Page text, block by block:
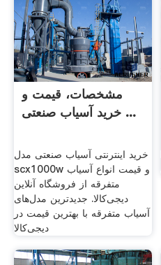
مشخصات، قیمت و
خرید آسیاب صنعتی ...
خرید اینترنتی آسیاب صنعتی مدل
scx1000w و قیمت انواع آسیاب
متفرقه از فروشگاه آنلاین
دیجی‌کالا. جدیدترین مدل‌های
آسیاب متفرقه با بهترین قیمت در
دیجی‌کالا